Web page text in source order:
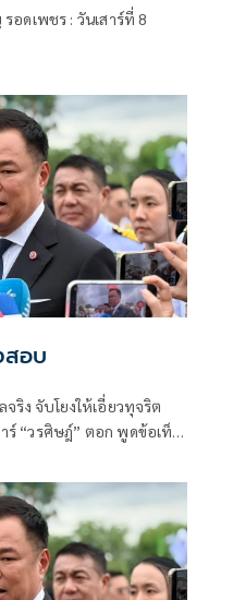
..สำราญ รอด
อดเพชร : วันเสาร์ที่ 8
สอบ
ริง จับโยงให้เอี่ยวทุจริต
“วรศิษฎ์” ตอก พูดข้อเท็จ